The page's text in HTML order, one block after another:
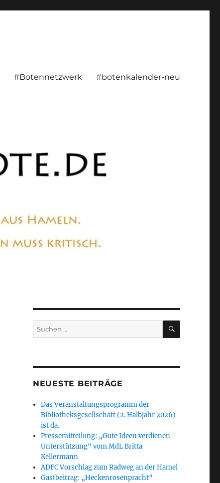
#Botennetzwerk #botenkalender-neu
Suchen
nach:
SUCHEN
NEUESTE BEITRÄGE
Das Veranstaltungsprogramm der
Bibliotheksgesellschaft (2. Halbjahr 2026)
ist da.
Pressemitteilung: „Gute Ideen verdienen
Unterstützung“ vom MdL Britta
Kellermann
ADFC Vorschlag zum Radweg an der Hamel
Gastbeitrag: „Heckenrosenpracht“